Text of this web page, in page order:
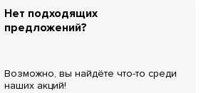
Нет подходящих
предложений?
Возможно, вы найдёте что-то среди
наших акций!